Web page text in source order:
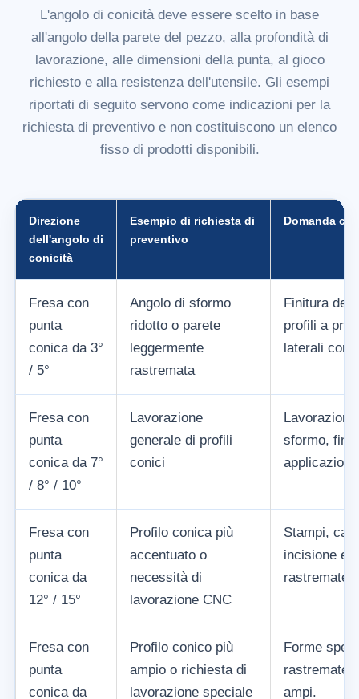
L'angolo di conicità deve essere scelto in base
all'angolo della parete del pezzo, alla profondità di
lavorazione, alle dimensioni della punta, al gioco
richiesto e alla resistenza dell'utensile. Gli esempi
riportati di seguito servono come indicazioni per la
richiesta di preventivo e non costituiscono un elenco
fisso di prodotti disponibili.
Direzione
dell'angolo di
conicità
Esempio di richiesta di
preventivo
Domanda
Fresa con
punta
conica da 3°
/ 5°
Angolo di sformo
ridotto o parete
leggermente
rastremata
Finitura
profili a
laterali con
Fresa con
punta
conica da 7°
/ 8° / 10°
Lavorazione
generale di profili
conici
Lavorazioni
sformo,
applicazioni
Fresa con
punta
conica da
12° / 15°
Profilo conica più
accentuato o
necessità di
lavorazione CNC
Stampi,
incisione e
rastremate.
Fresa con
punta
conica da
Profilo conico più
ampio o richiesta di
lavorazione speciale
Forme
rastremate
ampi.